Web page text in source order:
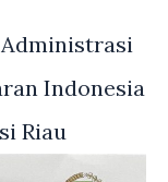
Indonesia
Riau